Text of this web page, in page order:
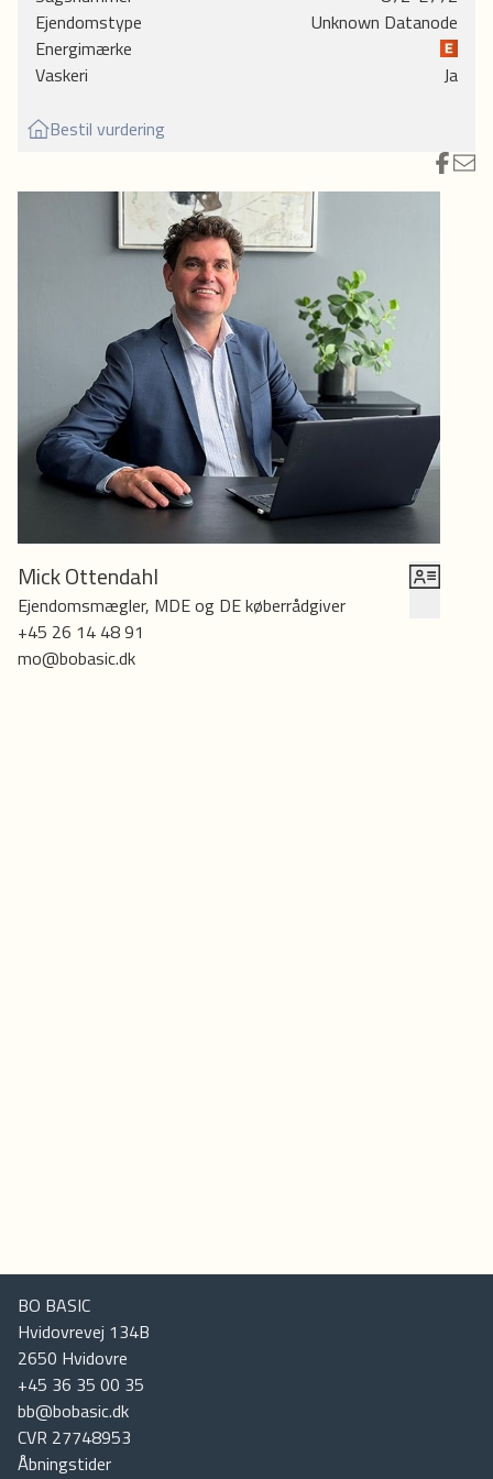
kælderrum, Foran ejendommen er der anlagt et hyggeligt gårdmiljø, der mest af alt
minder om en grøn have.
Dejlig lys 2 værelses lejlighed på 53 kvm. Lejligheden har en fin entre med indbygget
skab, flot hvidt køkken, flisebadeværelse med brus. Stor lys stue der med udsigt det
Der er lys trægulve i entre, værelse og stue.
- lav ejerudgift - bemærk at fælleslånet på denne lejlighed er indfriet
- Super god og rolig beliggenhed
- Gode parkeringsmuligheder
- Der er nyere fyldningsdøre i lejligheden
Ejendomstype
Unknown Datanode
Energimærke
Vaskeri
Ja
Bestil vurdering
Mick Ottendahl
Ejendomsmægler, MDE og DE køberrådgiver
+45 26 14 48 91
mo@bobasic.dk
BO BASIC
Hvidovrevej 134B
2650 Hvidovre
+45 36 35 00 35
bb@bobasic.dk
CVR 27748953
Åbningstider